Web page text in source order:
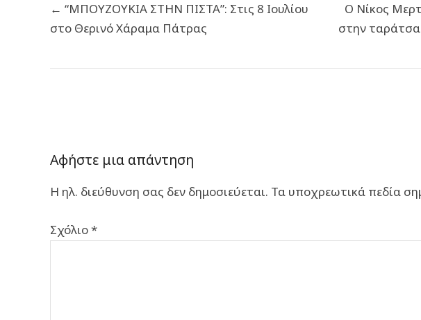
άρθρων
← “ΜΠΟΥΖΟΥΚΙΑ ΣΤΗΝ ΠΙΣΤΑ”: Στις 8 Ιουλίου
στο Θερινό Χάραμα Πάτρας
Ο Νίκος
στην
Αφήστε μια απάντηση
Η ηλ. διεύθυνση σας δεν δημοσιεύεται. Τα υποχρεωτικά πεδία
Σχόλιο*